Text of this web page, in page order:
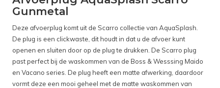
Gunmetal
Deze afvoerplug komt uit de Scarro collectie van AquaSplash.
De plug is een clickwaste, dit houdt in dat u de afvoer kunt
openen en sluiten door op de plug te drukken. De Scarro plug
past perfect bij de waskommen van de Boss & Wesssing Maido
en Vacano series. De plug heeft een matte afwerking, daardoor
vormt deze een mooi geheel met de matte waskommen van